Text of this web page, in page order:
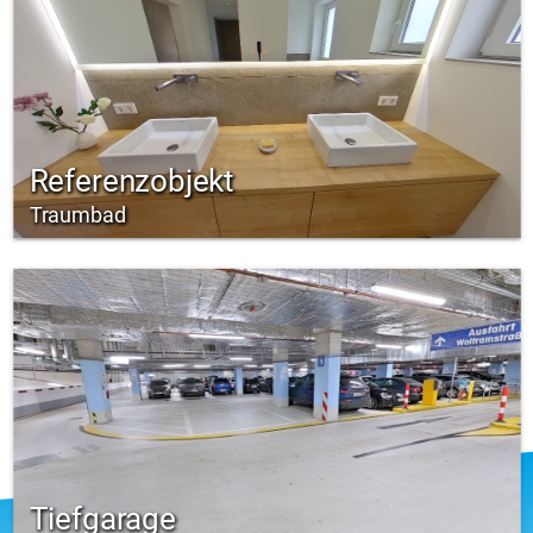
Referenzobjekt
Traumbad
Tiefgarage